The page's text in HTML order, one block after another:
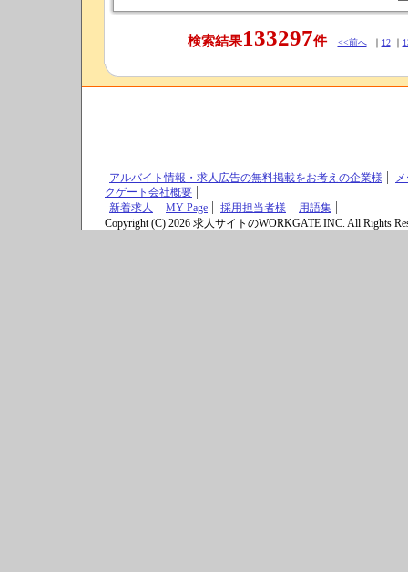
検索結果133297件 <<前へ｜ 12｜
アルバイト情報・求人広告の無料掲載をお考えの企業様
クゲート会社概要
新着求人
MY Page 採用担当者様
用語集
Copyright (C) 2026 求人サイトのWORKGATE INC. All Rights